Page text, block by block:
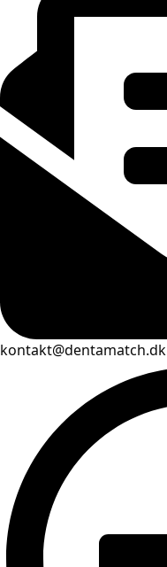
kontakt@dentamatch.dk